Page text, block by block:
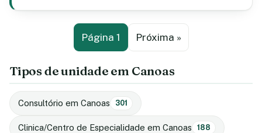
Página 1 Próxima »
Tipos de unidade em Canoas
Consultório em Canoas 301
Clinica/Centro de Especialidade em Canoas 188